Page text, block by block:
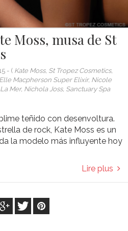
Moss, musa de St
- ( Kate Moss, St Tropez Cosmetics,
Macpherson Super Elixir, Nicole
Mer, Nichola Joss, Sanctuary Spa
teñido con desenvoltura.
de rock, Kate Moss es un
la modelo más influyente hoy
Lire plus